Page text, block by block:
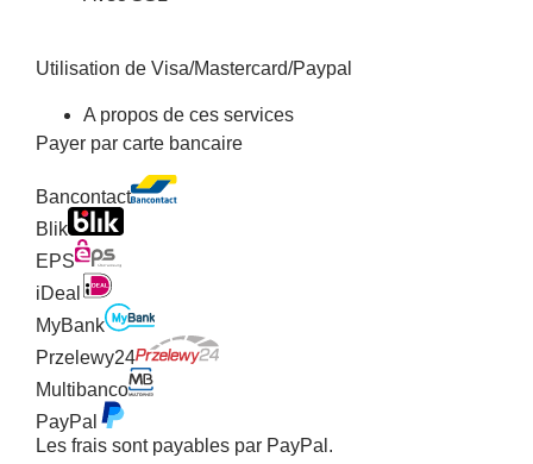
Utilisation de Visa/Mastercard/Paypal
A propos de ces services
Payer par carte bancaire
Bancontact
Blik
EPS
iDeal
MyBank
Przelewy24
Multibanco
PayPal
Les frais sont payables par PayPal.